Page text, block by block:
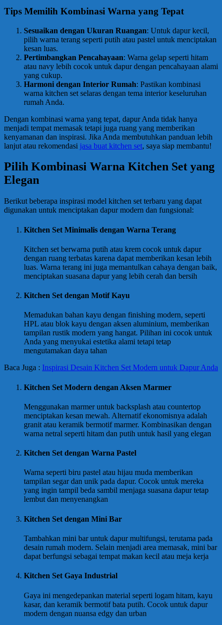
Tips Memilih Kombinasi Warna yang Tepat
Sesuaikan dengan Ukuran Ruangan: Untuk dapur kecil,
pilih warna terang seperti putih atau pastel untuk menciptakan
kesan luas.
Pertimbangkan Pencahayaan: Warna gelap seperti hitam
atau navy lebih cocok untuk dapur dengan pencahayaan alami
yang cukup.
Harmoni dengan Interior Rumah: Pastikan kombinasi
warna kitchen set selaras dengan tema interior keseluruhan
rumah Anda.
Dengan kombinasi warna yang tepat, dapur Anda tidak hanya
menjadi tempat memasak tetapi juga ruang yang memberikan
kenyamanan dan inspirasi. Jika Anda membutuhkan panduan lebih
lanjut atau rekomendasi jasa buat kitchen set, saya siap membantu!
Pilih Kombinasi Warna Kitchen Set yang
Elegan
Berikut beberapa inspirasi model kitchen set terbaru yang dapat
digunakan untuk menciptakan dapur modern dan fungsional:
Kitchen Set Minimalis dengan Warna Terang
Kitchen set berwarna putih atau krem cocok untuk dapur
dengan ruang terbatas karena dapat memberikan kesan lebih
luas. Warna terang ini juga memantulkan cahaya dengan baik,
menciptakan suasana dapur yang lebih cerah dan bersih
Kitchen Set dengan Motif Kayu
Memadukan bahan kayu dengan finishing modern, seperti
HPL atau blok kayu dengan aksen aluminium, memberikan
tampilan rustik modern yang hangat. Pilihan ini cocok untuk
Anda yang menyukai estetika alami tetapi tetap
mengutamakan daya tahan
Baca Juga : Inspirasi Desain Kitchen Set Modern untuk Dapur Anda
Kitchen Set Modern dengan Aksen Marmer
Menggunakan marmer untuk backsplash atau countertop
menciptakan kesan mewah. Alternatif ekonomisnya adalah
granit atau keramik bermotif marmer. Kombinasikan dengan
warna netral seperti hitam dan putih untuk hasil yang elegan
Kitchen Set dengan Warna Pastel
Warna seperti biru pastel atau hijau muda memberikan
tampilan segar dan unik pada dapur. Cocok untuk mereka
yang ingin tampil beda sambil menjaga suasana dapur tetap
lembut dan menyenangkan
Kitchen Set dengan Mini Bar
Tambahkan mini bar untuk dapur multifungsi, terutama pada
desain rumah modern. Selain menjadi area memasak, mini bar
dapat berfungsi sebagai tempat makan kecil atau meja kerja
Kitchen Set Gaya Industrial
Gaya ini mengedepankan material seperti logam hitam, kayu
kasar, dan keramik bermotif bata putih. Cocok untuk dapur
modern dengan nuansa edgy dan urban